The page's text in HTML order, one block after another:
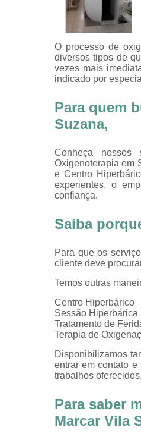
O processo de
diversos tipos de
vezes mais
indicado por
Para quem
Suzana,
Conheça nossos
Oxigenoterapia em
e Centro
experientes, o
confiança.
Saiba
Para que os
cliente deve
Temos outras
Centro Hiperbárico
Sessão Hiperbárica
Tratamento de
Terapia de
Disponibilizamos
entrar em contato
trabalhos
Para saber
Marcar Vila